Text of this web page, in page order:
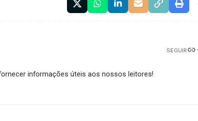
SEGUIR
informações úteis aos nossos leitores!